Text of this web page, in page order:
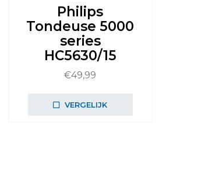
Philips
Tondeuse 5000
series
HC5630/15
€49,99
VERGELIJK